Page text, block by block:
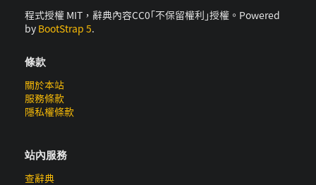
程式授權 MIT，辭典內容CC0｢不保留權利｣授權。Powered
by BootStrap 5.
條款
關於本站
服務條款
隱私權條款
站內服務
查辭典